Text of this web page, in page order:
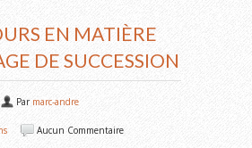
EN MATIÈRE
DE SUCCESSION
Par marc-andre
Aucun Commentaire